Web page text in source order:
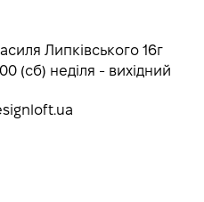
Липківського 16г
(сб) неділя - вихідний